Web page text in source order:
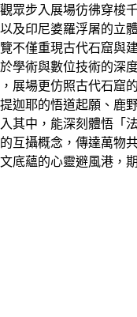
眾步入展場彷彿穿
及印尼婆羅浮屠的立
不僅重現古代石窟與
學術與數位技術的深
展場更仿照古代石窟
迦耶的悟道起願、
其中，能深刻體悟「
互攝概念，傳達萬
底蘊的心靈避風港，